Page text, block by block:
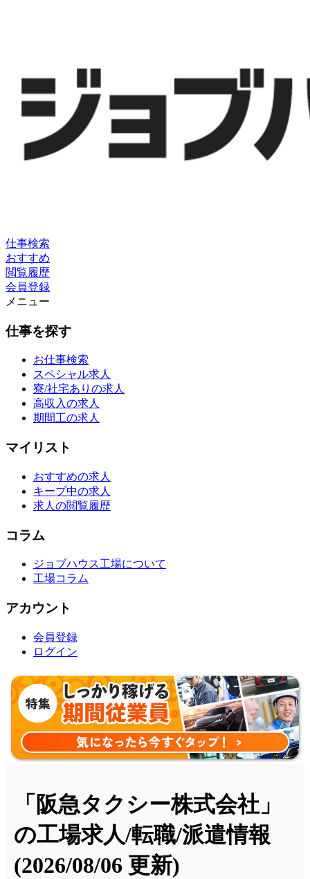
仕事検索
おすすめ
閲覧履歴
会員登録
メニュー
仕事を探す
お仕事検索
スペシャル求人
寮/社宅ありの求人
高収入の求人
期間工の求人
マイリスト
おすすめの求人
キープ中の求人
求人の閲覧履歴
コラム
ジョブハウス工場について
工場コラム
アカウント
会員登録
ログイン
「阪急タクシー株式会社」
の工場求人/転職/派遣情報
(2026/08/06 更新)